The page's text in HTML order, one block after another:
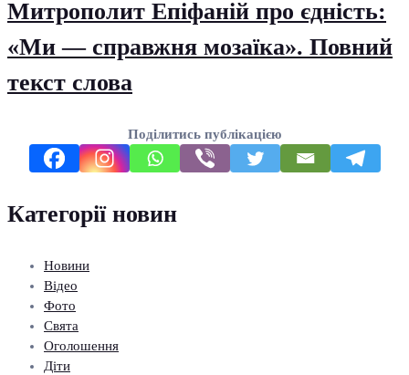
Митрополит Епіфаній про єдність:
«Ми — справжня мозаїка». Повний
текст слова
Поділитись публікацією
Категорії новин
Новини
Відео
Фото
Свята
Оголошення
Діти